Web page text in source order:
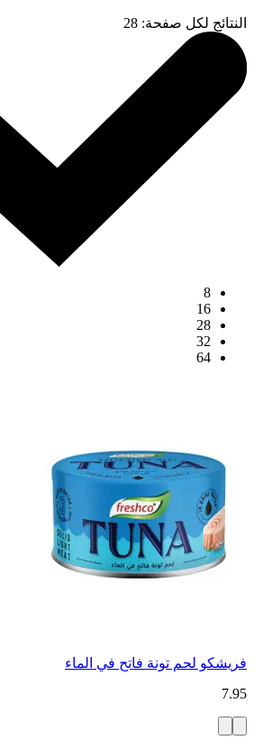
النتائج لكل صفحة:
28
8
16
28
32
64
فريشكو لحم تونة فاتح في الماء
7.95